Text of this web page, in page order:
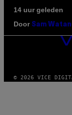
14 uur geleden
Door Sam
VICE
© 2026 VICE